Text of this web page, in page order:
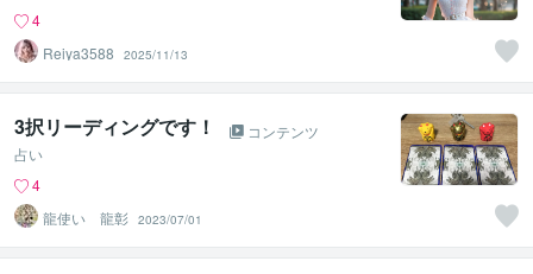
4
Reiya3588
2025/11/13
3択リーディングです！
コンテンツ
占い
4
龍使い 龍彰 2023/07/01